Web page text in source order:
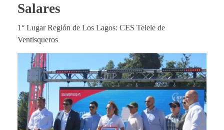
Salares
1° Lugar Región de Los Lagos: CES Telele de
Ventisqueros